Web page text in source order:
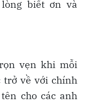
biết ơn và
vẹn khi mỗi
trở về với chính
cho các anh